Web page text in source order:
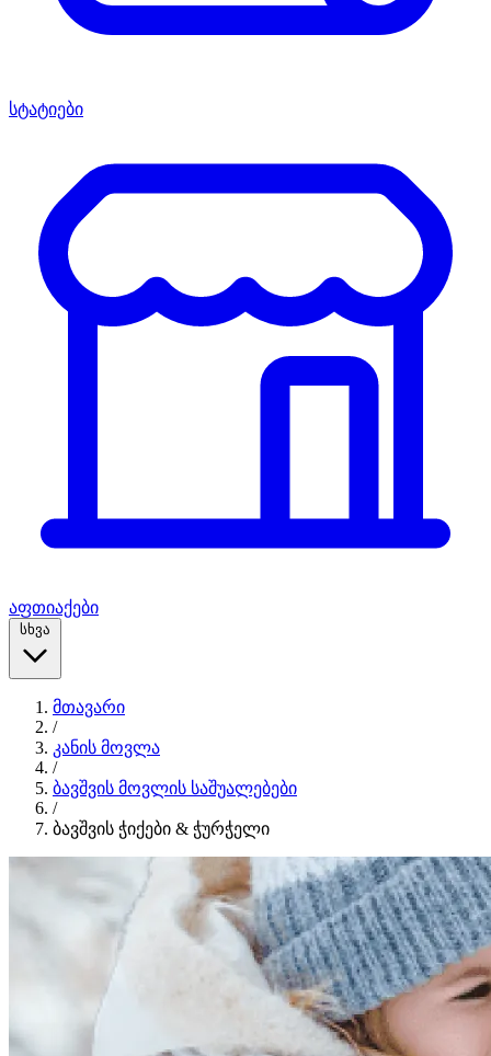
სტატიები
აფთიაქები
სხვა
მთავარი
/
კანის მოვლა
/
ბავშვის მოვლის საშუალებები
/
ბავშვის ჭიქები & ჭურჭელი